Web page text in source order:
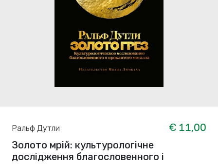
Ральф Дутли
€ 11,00
Золото мрій: культурологічне
дослідження благословенного і